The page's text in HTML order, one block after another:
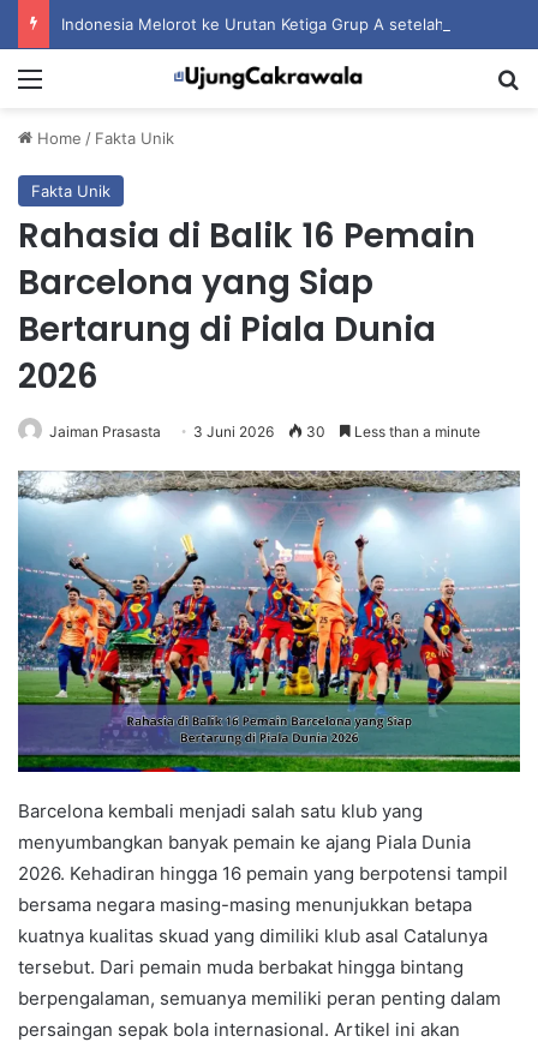
Home / Fakta Unik
Fakta Unik
Rahasia di Balik 16 Pemain
Barcelona yang Siap
Bertarung di Piala Dunia
2026
Jaiman Prasasta 3 Juni 2026 30 Less than a minute
Barcelona kembali menjadi salah satu klub yang
menyumbangkan banyak pemain ke ajang Piala Dunia
2026. Kehadiran hingga 16 pemain yang berpotensi tampil
bersama negara masing-masing menunjukkan betapa
kuatnya kualitas skuad yang dimiliki klub asal Catalunya
tersebut. Dari pemain muda berbakat hingga bintang
berpengalaman, semuanya memiliki peran penting dalam
persaingan sepak bola internasional. Artikel ini akan